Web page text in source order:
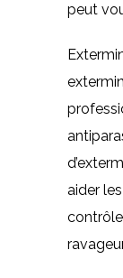
peut
aider